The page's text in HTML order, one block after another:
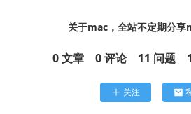
关于mac，全站不定期分享
0文章 0评论 11 问题 1
关注